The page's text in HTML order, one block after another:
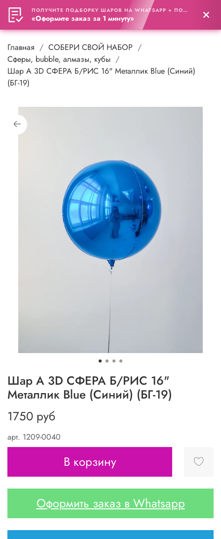
0
Главная
СОБЕРИ СВОЙ НАБОР
Cферы, bubble, алмазы, кубы
Шар А 3D СФЕРА Б/РИС 16" Металлик Blue (Синий)
(БГ-19)
арт. 1209-0040
Шар А 3D СФЕРА Б/РИС 16"
Металлик Blue (Синий) (БГ-19)
1750 руб
В корзину
Оформить заказ в Whatsapp
ПОЛУЧИТЕ ПОДБОРКУ ШАРОВ НА WHATSAPP + ПОДАРОК
«Оформите заказ за 1 минуту»